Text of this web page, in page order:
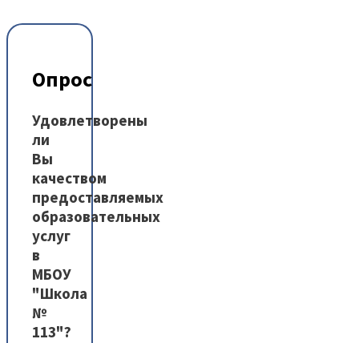
Опрос
Удовлетворены
ли
Вы
качеством
предоставляемых
образовательных
услуг
в
МБОУ
"Школа
№
113"?